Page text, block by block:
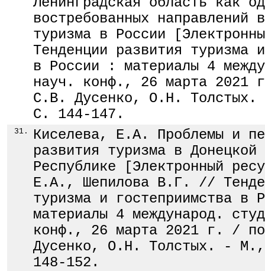
востребованных направлений
туризма в России
Тенденции развития туризма
в России : материалы 4
науч. конф., 26 марта
С.В. Дусенко, О.Н.
С. 144-147.
31.
Киселева, Е.А. Проблемы и
развития туризма в Донецкой
Республике [Электронный
Е.А., Шепилова В.Г. //
туризма и гостеприимства в
материалы 4 международ.
конф., 26 марта 2021 г. /
Дусенко, О.Н. Толстых. -
148-152.